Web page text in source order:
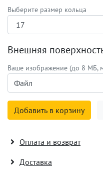
Выберите размер кольца
Внешняя
Ваше изображение (до 8 МБ,
Файл
Добавить в корзину
Оплата и возврат
Доставка